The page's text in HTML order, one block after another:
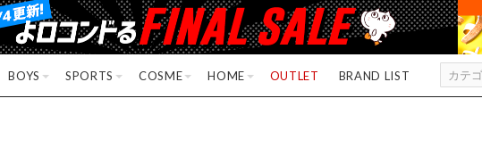
BOYS SPORTS COSME HOME OUTLET BRAND LIST